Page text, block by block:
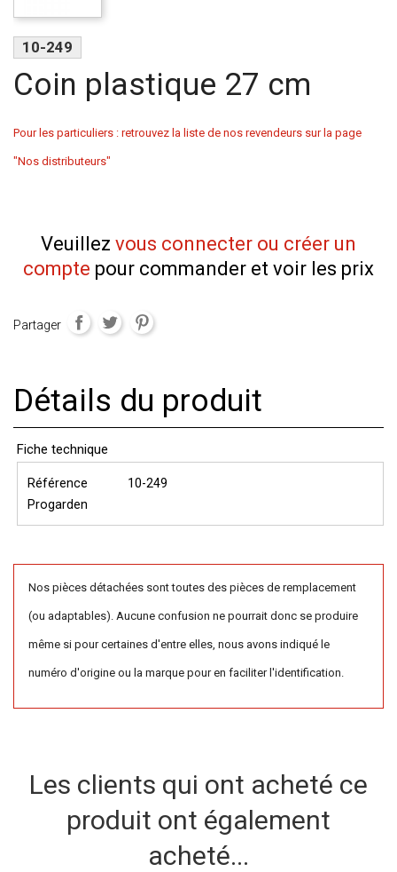
10-249
Coin plastique 27 cm
Pour les particuliers : retrouvez la liste de nos revendeurs sur la page
"Nos distributeurs"
Veuillez vous connecter ou créer un
compte pour commander et voir les prix
Partager
Détails du produit
Fiche technique
Référence
Progarden
10-249
Nos pièces détachées sont toutes des pièces de remplacement
(ou adaptables). Aucune confusion ne pourrait donc se produire
même si pour certaines d'entre elles, nous avons indiqué le
numéro d'origine ou la marque pour en faciliter l'identification.
Les clients qui ont acheté ce
produit ont également
acheté...